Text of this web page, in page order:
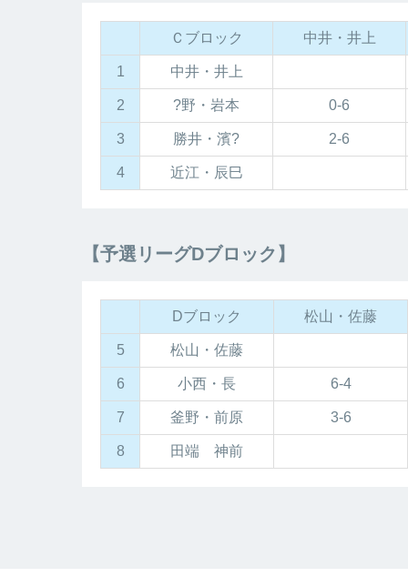
Ｃブロック 中井・井上
1 中井・井上
2 ?野・岩本 0-6
3 勝井・濱? 2-6
4 近江・辰巳
【予選リーグDブロック】
Dブロック 松山・佐藤
5 松山・佐藤
6 小西・長 6-4
7 釜野・前原 3-6
8 田端 神前